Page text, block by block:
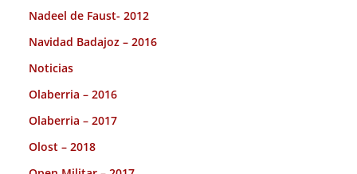
Nadeel de Faust- 2012
Navidad Badajoz – 2016
Noticias
Olaberria – 2016
Olaberria – 2017
Olost – 2018